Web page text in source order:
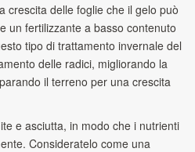
crescita delle foglie che il gelo può
un fertilizzante a basso contenuto
tipo di trattamento invernale del
delle radici, migliorando la
il terreno per una crescita
e asciutta, in modo che i nutrienti
Consideratelo come una